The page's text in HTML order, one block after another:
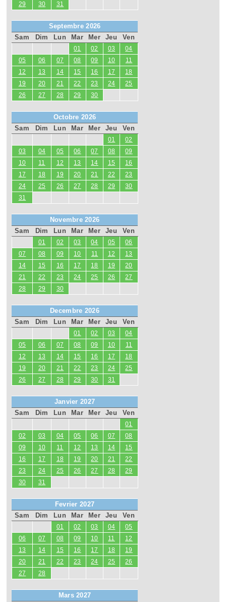
29
30 31
Septembre 2026
Sam
Dim Lun Mar Mer Jeu Ven
01 02 03
04
05
06 07 08 09 10
11
12
13 14 15 16 17
18
19
20 21 22 23 24
25
26
27 28 29 30
Octobre 2026
Sam
Dim Lun Mar Mer Jeu Ven
01
02
03
04 05 06 07 08
09
10
11 12 13 14 15
16
17
18 19 20 21 22
23
24
25 26 27 28 29
30
31
Novembre 2026
Sam
Dim Lun Mar Mer Jeu Ven
01 02 03 04 05
06
07
08 09 10 11 12
13
14
15 16 17 18 19
20
21
22 23 24 25 26
27
28
29 30
Decembre 2026
Sam
Dim Lun Mar Mer Jeu Ven
01 02 03
04
05
06 07 08 09 10
11
12
13 14 15 16 17
18
19
20 21 22 23 24
25
26
27 28 29 30 31
Janvier 2027
Sam
Dim Lun Mar Mer Jeu Ven
01
02
03 04 05 06 07
08
09
10 11 12 13 14
15
16
17 18 19 20 21
22
23
24 25 26 27 28
29
30
31
Fevrier 2027
Sam
Dim Lun Mar Mer Jeu Ven
01 02 03 04
05
06
07 08 09 10 11
12
13
14 15 16 17 18
19
20
21 22 23 24 25
26
27
28
Mars 2027